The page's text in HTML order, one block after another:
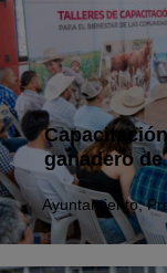
ganadero
Ayuntamiento,